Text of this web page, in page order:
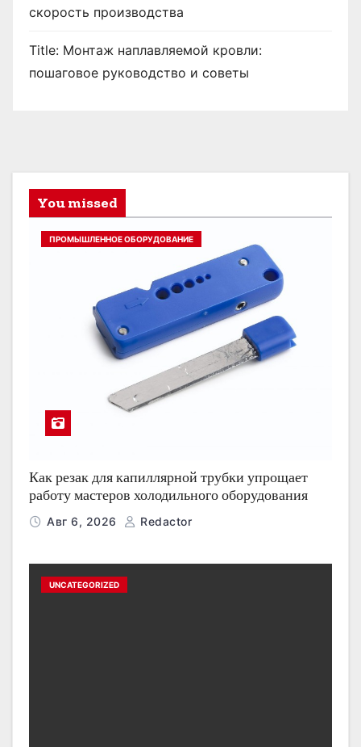
скорость производства
Title: Монтаж наплавляемой кровли:
пошаговое руководство и советы
You missed
ПРОМЫШЛЕННОЕ ОБОРУДОВАНИЕ
Как резак для капиллярной трубки упрощает
работу мастеров холодильного оборудования
Авг 6, 2026 Redactor
UNCATEGORIZED